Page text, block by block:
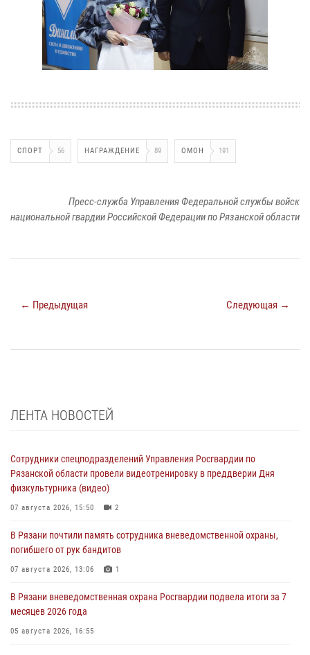
СПОРТ 56 НАГРАЖДЕНИЕ 89 ОМОН 191
Пресс-служба Управления Федеральной службы войск
национальной гвардии Российской Федерации по Рязанской области
← Предыдущая Следующая →
ЛЕНТА НОВОСТЕЙ
Сотрудники спецподразделений Управления Росгвардии по
Рязанской области провели видеотренировку в преддверии Дня
физкультурника (видео)
07 августа 2026, 15:50 2
В Рязани почтили память сотрудника вневедомственной охраны,
погибшего от рук бандитов
07 августа 2026, 13:06 1
В Рязани вневедомственная охрана Росгвардии подвела итоги за 7
месяцев 2026 года
05 августа 2026, 16:55